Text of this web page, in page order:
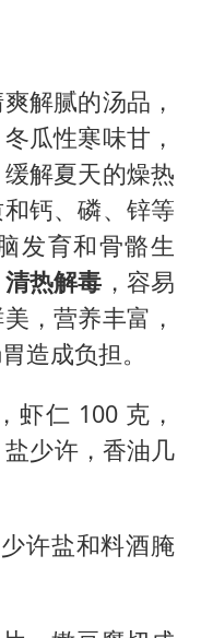
解腻的汤品，
瓜性寒味甘，
解夏天的燥热
钙、磷、锌等
发育和骨骼生
清热解毒 ，容易
，营养丰富，
造成负担。
虾仁 100 克，
少许，香油几
许盐和料酒腌